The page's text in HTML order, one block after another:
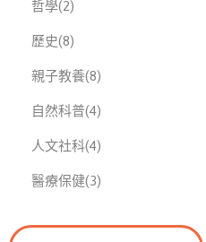
哲學此分類有
(2)
歷史此分類有
(8)
親子教養此分類有
(8)
自然科普此分類有
(4)
人文社科此分類有
(4)
醫療保健此分類有
(3)